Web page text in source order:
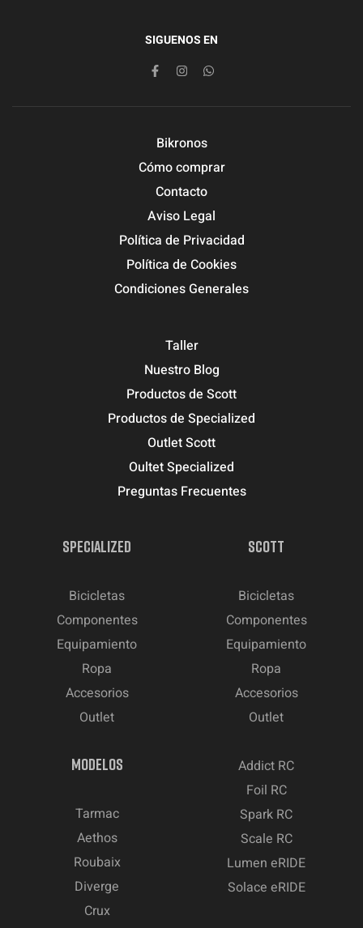
SIGUENOS EN
Bikronos
Cómo comprar
Contacto
Aviso Legal
Política de Privacidad
Política de Cookies
Condiciones Generales
Taller
Nuestro Blog
Productos de Scott
Productos de Specialized
Outlet Scott
Oultet Specialized
Preguntas Frecuentes
SPECIALIZED
Bicicletas
Componentes
Equipamiento
Ropa
Accesorios
Outlet
SCOTT
Bicicletas
Componentes
Equipamiento
Ropa
Accesorios
Outlet
MODELOS
Tarmac
Aethos
Roubaix
Diverge
Crux
Addict RC
Foil RC
Spark RC
Scale RC
Lumen eRIDE
Solace eRIDE